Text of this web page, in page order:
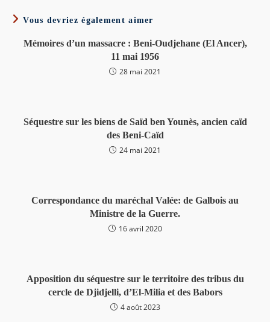
Vous devriez également aimer
Mémoires d’un massacre : Beni-Oudjehane (El Ancer),
11 mai 1956
28 mai 2021
Séquestre sur les biens de Saïd ben Younès, ancien caïd
des Beni-Caïd
24 mai 2021
Correspondance du maréchal Valée: de Galbois au
Ministre de la Guerre.
16 avril 2020
Apposition du séquestre sur le territoire des tribus du
cercle de Djidjelli, d’El-Milia et des Babors
4 août 2023